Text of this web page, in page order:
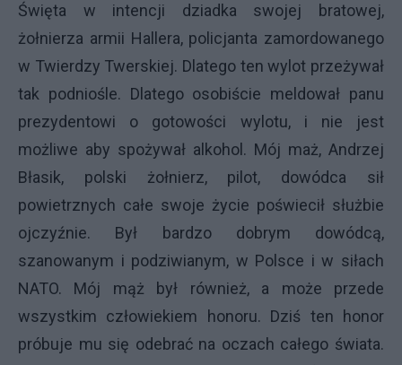
Święta w intencji dziadka swojej bratowej,
żołnierza armii Hallera, policjanta zamordowanego
w Twierdzy Twerskiej. Dlatego ten wylot przeżywał
tak podniośle. Dlatego osobiście meldował panu
prezydentowi o gotowości wylotu, i nie jest
możliwe aby spożywał alkohol. Mój maż, Andrzej
Błasik, polski żołnierz, pilot, dowódca sił
powietrznych całe swoje życie poświecił służbie
ojczyźnie. Był bardzo dobrym dowódcą,
szanowanym i podziwianym, w Polsce i w siłach
NATO. Mój mąż był również, a może przede
wszystkim człowiekiem honoru. Dziś ten honor
próbuje mu się odebrać na oczach całego świata.